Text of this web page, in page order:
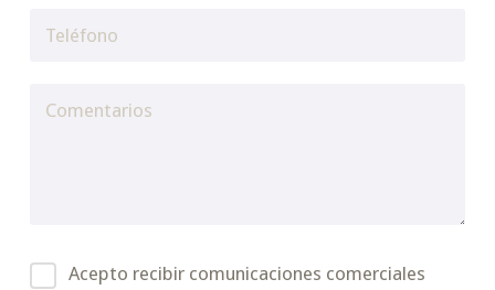
Acepto recibir comunicaciones comerciales